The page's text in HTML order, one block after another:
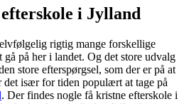
i Jylland
rigtig mange forskellige
på her i landet. Og det store udvalg
store efterspørgsel, som der er på at
det især for tiden populært at tage på
. Der findes nogle få kristne efterskole i